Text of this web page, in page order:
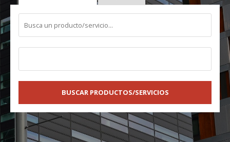
BUSCAR PRODUCTOS/SERVICIOS